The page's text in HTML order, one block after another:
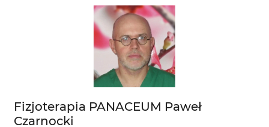
Fizjoterapia PANACEUM Paweł
Czarnocki